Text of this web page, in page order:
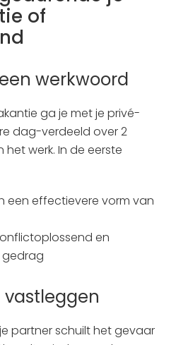
of
werkwoord
ga je met je privé-
dag-verdeeld over 2
werk. In de eerste
een effectievere vorm van
en
vastleggen
partner schuilt het gevaar